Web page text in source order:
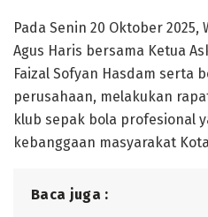
Pada Senin 20 Oktober 2025,
Agus Haris bersama Ketua
Faizal Sofyan Hasdam serta
perusahaan, melakukan
klub sepak bola profesional
kebanggaan masyarakat
Baca juga :